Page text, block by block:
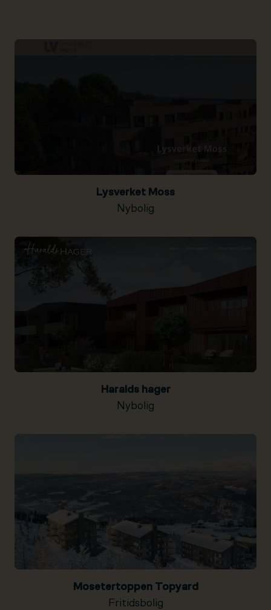
Lysverket Moss
Nybolig
Haralds hager
Nybolig
Mosetertoppen Topyard
Fritidsbolig